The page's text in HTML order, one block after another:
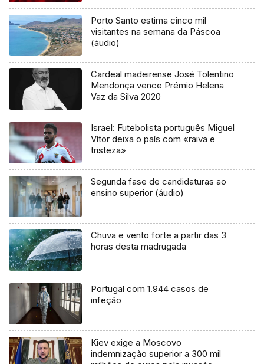
Porto Santo estima cinco mil
visitantes na semana da Páscoa
(áudio)
Cardeal madeirense José Tolentino
Mendonça vence Prémio Helena
Vaz da Silva 2020
Israel: Futebolista português Miguel
Vítor deixa o país com «raiva e
tristeza»
Segunda fase de candidaturas ao
ensino superior (áudio)
Chuva e vento forte a partir das 3
horas desta madrugada
Portugal com 1.944 casos de
infeção
Kiev exige a Moscovo
indemnização superior a 300 mil